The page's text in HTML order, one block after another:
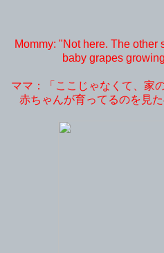
Mommy: "Not here. The other
baby grapes
ママ：「ここじゃなくて、家
赤ちゃんが育ってるのを見